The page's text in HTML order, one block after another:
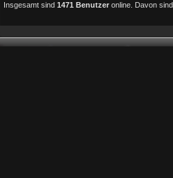
Insgesamt sind 1471 Benutzer online. Davon